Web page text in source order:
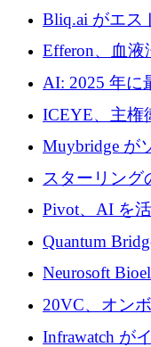
らの投資でシ
Bliq.ai がエス
認を獲得
Efferon、血
250万ユーロ
AI: 2025 年に
ICEYE、主権
るために 3 億
Muybridge が
ラ テクノロ
で 1,600 万ド
スターリング
グループ利益
Pivot、AI を
ラットフォー
ルを調達
Quantum
バーセキュリ
Neurosoft
イン コンピ
に 750 万ドル
20VC、オン
Prelude への
Infrawatch が